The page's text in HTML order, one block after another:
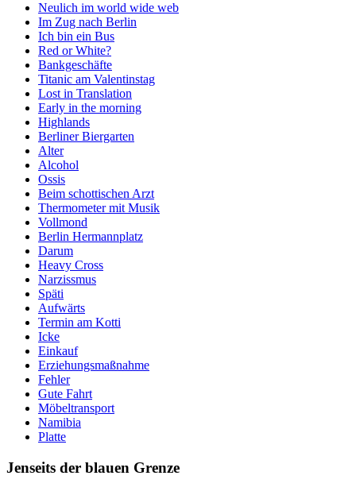
Neulich im world wide web
Im Zug nach Berlin
Ich bin ein Bus
Red or White?
Bankgeschäfte
Titanic am Valentinstag
Lost in Translation
Early in the morning
Highlands
Berliner Biergarten
Alter
Alcohol
Ossis
Beim schottischen Arzt
Thermometer mit Musik
Vollmond
Berlin Hermannplatz
Darum
Heavy Cross
Narzissmus
Späti
Aufwärts
Termin am Kotti
Icke
Einkauf
Erziehungsmaßnahme
Fehler
Gute Fahrt
Möbeltransport
Namibia
Platte
Jenseits der blauen Grenze